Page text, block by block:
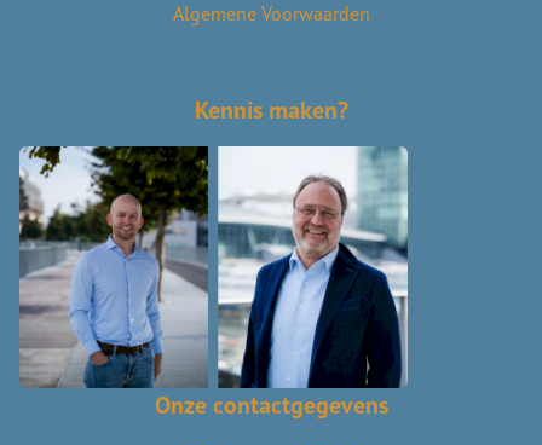
Algemene Voorwaarden
Kennis maken?
Onze contactgegevens